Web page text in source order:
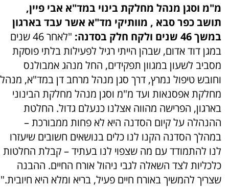
מ"מ וסגן מנהל מחלקת בינוי במד"א אבי פיין,
תושב כפר סבא , מוותיקי מד"א אשר עבד בארגון
במשך 46 שנים ולקח חלק בסדנה:
"לאחר 46 שנים
במגן דוד אדום, שבהן הייתי רגיל לפעילות בלתי פוסקת
מסביב לשעון במגוון תפקידים, החל מנהג אמבולנס
וחובש טיפול נמרץ, דרך סגן מנהל מרחב דן במד"א, מנהל
מחלקת אפסנאות ועד מ"מ וסגן מנהל מחלקת הבינוני
בארגון, הפרישה מהווה אצלנו כנעלם גדול. החלטת
ההנהלה על קיום הסדנה היא לא פחות ממבורכת –
במהלך הסדנה הקנו לנו כלים בנושאים חשובים שיעזרו
לנו להתמודד עם מה שצפוי לנו בעתיד – קבלת החלטות
כלכליות לצד השאלה לגבי ניהול אורח החיים. ההבנה
שצריך להמשיך באורח חיים פעיל, בריא ומלא היא חיובית."